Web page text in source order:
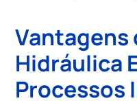
Vantagens
Hidráulica
Processos